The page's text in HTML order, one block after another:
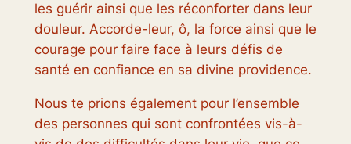
les guérir ainsi que les réconforter dans leur
douleur. Accorde-leur, ô, la force ainsi que le
courage pour faire face à leurs défis de
santé en confiance en sa divine providence.
Nous te prions également pour l’ensemble
des personnes qui sont confrontées vis-à-